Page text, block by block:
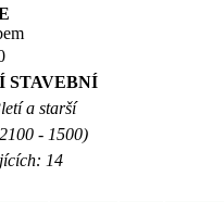
STAVEBNÍ
a starší
- 1500)
14